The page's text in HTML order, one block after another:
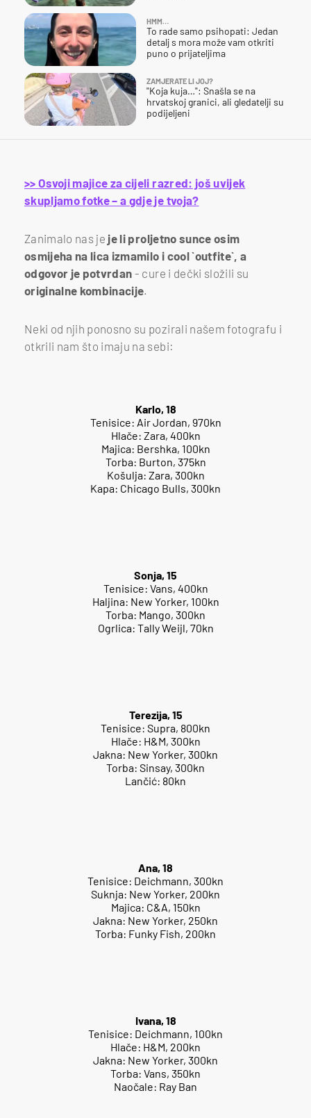
HMM…
To rade samo psihopati: Jedan
detalj s mora može vam otkriti
puno o prijateljima
ZAMJERATE LI JOJ?
"Koja kuja…": Snašla se na
hrvatskoj granici, ali gledatelji su
podijeljeni
>> Osvoji majice za cijeli razred: još uvijek
skupljamo fotke – a gdje je tvoja?
Zanimalo nas je je li proljetno sunce osim
osmijeha na lica izmamilo i cool `outfite`, a
odgovor je potvrdan - cure i dečki složili su
originalne kombinacije.
Neki od njih ponosno su pozirali našem fotografu i
otkrili nam što imaju na sebi:
Karlo, 18
Tenisice: Air Jordan, 970kn
Hlače: Zara, 400kn
Majica: Bershka, 100kn
Torba: Burton, 375kn
Košulja: Zara, 300kn
Kapa: Chicago Bulls, 300kn
Sonja, 15
Tenisice: Vans, 400kn
Haljina: New Yorker, 100kn
Torba: Mango, 300kn
Ogrlica: Tally Weijl, 70kn
Terezija, 15
Tenisice: Supra, 800kn
Hlače: H&M, 300kn
Jakna: New Yorker, 300kn
Torba: Sinsay, 300kn
Lančić: 80kn
Ana, 18
Tenisice: Deichmann, 300kn
Suknja: New Yorker, 200kn
Majica: C&A, 150kn
Jakna: New Yorker, 250kn
Torba: Funky Fish, 200kn
Ivana, 18
Tenisice: Deichmann, 100kn
Hlače: H&M, 200kn
Jakna: New Yorker, 300kn
Torba: Vans, 350kn
Naočale: Ray Ban